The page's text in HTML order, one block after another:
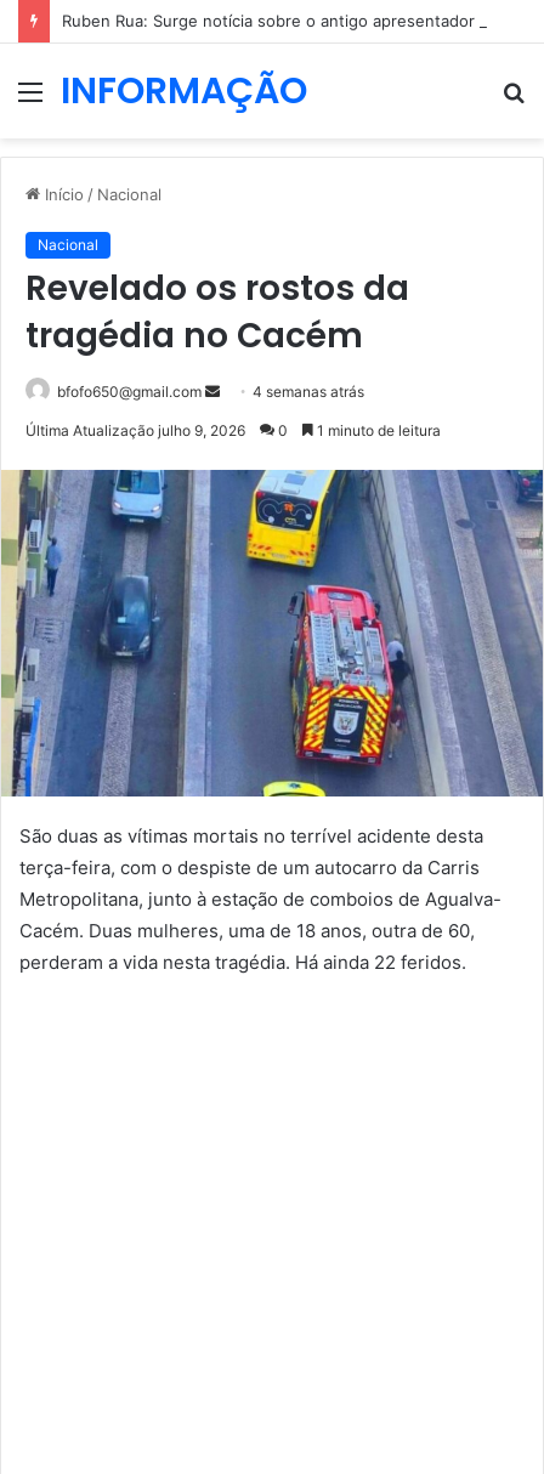
MenuINFORMAÇÃO
Início / Nacional
Nacional
Revelado os rostos da
tragédia no Cacém
bfofo650@gmail.com
Mande
mail
4 semanas atrás
Última Atualização julho 9, 2026 0 1 minuto de leitura
São duas as vítimas mortais no terrível acidente desta
terça-feira, com o despiste de um autocarro da Carris
Metropolitana, junto à estação de comboios de Agualva-
Cacém. Duas mulheres, uma de 18 anos, outra de 60,
perderam a vida nesta tragédia. Há ainda 22 feridos.